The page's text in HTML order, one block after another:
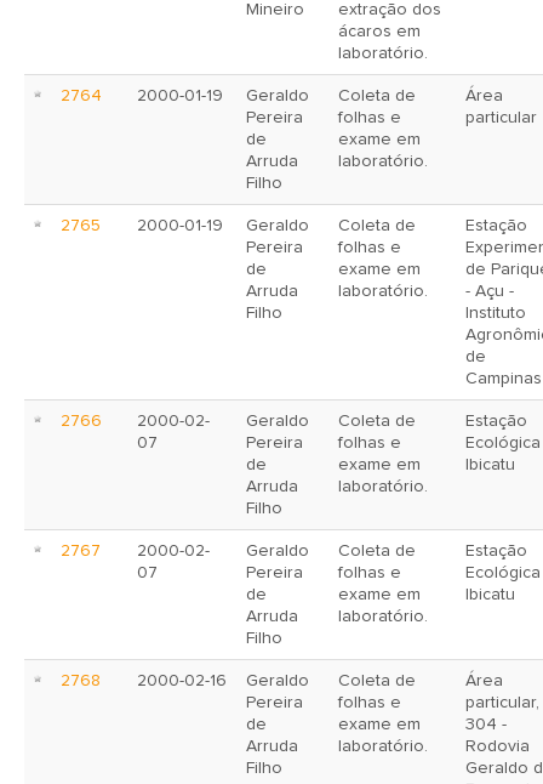
Mineiro
extração dos
ácaros em
laboratório.
2764 2000-01-19
Geraldo
Pereira
de
Arruda
Filho
Coleta de
folhas e
exame em
laboratório.
Área
particular
2765 2000-01-19
Geraldo
Pereira
de
Arruda
Filho
Coleta de
folhas e
exame em
laboratório.
Estação
de
- Açu -
Instituto
de
Campinas
2766
2000-02-
07
Geraldo
Pereira
de
Arruda
Filho
Coleta de
folhas e
exame em
laboratório.
Estação
Ibicatu
2767
2000-02-
07
Geraldo
Pereira
de
Arruda
Filho
Coleta de
folhas e
exame em
laboratório.
Estação
Ibicatu
2768 2000-02-16
Geraldo
Pereira
de
Arruda
Filho
Coleta de
folhas e
exame em
laboratório.
Área
particular,
304 -
Rodovia
Geraldo